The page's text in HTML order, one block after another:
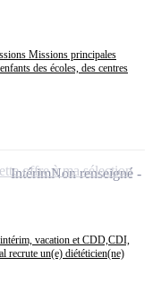
Missions principales
des écoles, des centres
vacation et CDD,CDI,
recrute un(e) diététicien(ne)
IntérimNon renseigné
offre à ma sélection